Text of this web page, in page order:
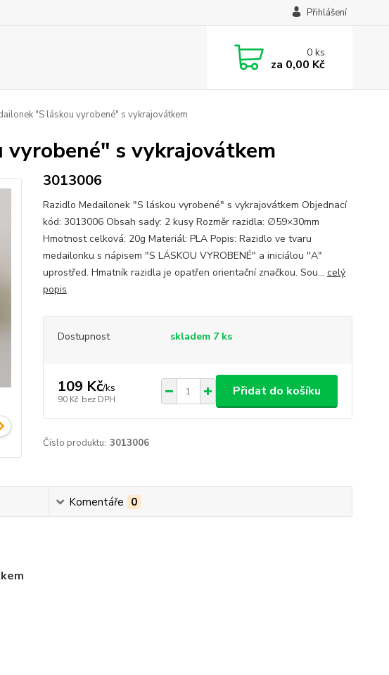
Přihlášení
0ks
za 0,00 Kč
"S láskou vyrobené" s vykrajovátkem
s vykrajovátkem
3013006
Razidlo Medailonek "S láskou vyrobené" s vykrajovátkem Objednací
kód: 3013006 Obsah sady: 2 kusy Rozměr razidla: ∅59×30mm
Hmotnost celková: 20g Materiál: PLA Popis: Razidlo ve tvaru
medailonku s nápisem "S LÁSKOU VYROBENÉ" a iniciálou "A"
uprostřed. Hmatník razidla je opatřen orientační značkou. Sou... celý
popis
Dostupnost skladem 7 ks
109 Kč/ks
90 Kč bez DPH
Přidat do košíku
Číslo produktu: 3013006
Komentáře 0